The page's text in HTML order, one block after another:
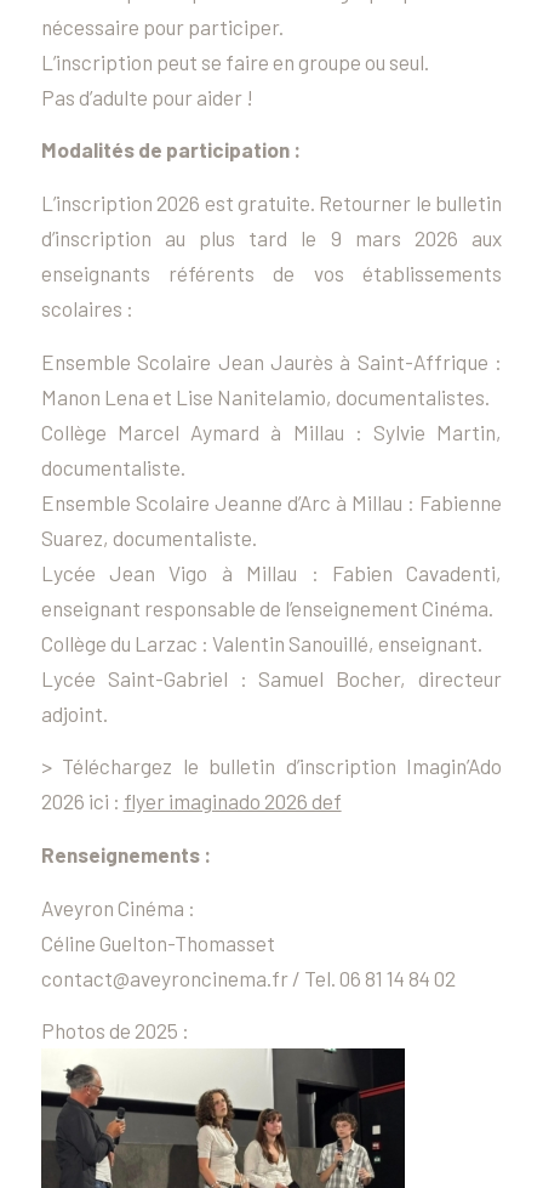
nécessaire pour participer.
L’inscription peut se faire en groupe ou seul.
Pas d’adulte pour aider !
Modalités de participation :
L’inscription 2026 est gratuite. Retourner le bulletin
d’inscription au plus tard le 9 mars 2026 aux
enseignants référents de vos établissements
scolaires :
Ensemble Scolaire Jean Jaurès à Saint-Affrique :
Manon Lena et Lise Nanitelamio, documentalistes.
Collège Marcel Aymard à Millau : Sylvie Martin,
documentaliste.
Ensemble Scolaire Jeanne d’Arc à Millau : Fabienne
Suarez, documentaliste.
Lycée Jean Vigo à Millau : Fabien Cavadenti,
enseignant responsable de l’enseignement Cinéma.
Collège du Larzac : Valentin Sanouillé, enseignant.
Lycée Saint-Gabriel : Samuel Bocher, directeur
adjoint.
> Téléchargez le bulletin d’inscription Imagin’Ado
2026 ici : flyer imaginado 2026 def
Renseignements :
Aveyron Cinéma :
Céline Guelton-Thomasset
contact@aveyroncinema.fr / Tel. 06 81 14 84 02
Photos de 2025 :